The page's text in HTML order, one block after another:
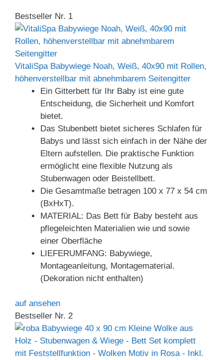
Bestseller Nr. 1
VitaliSpa Babywiege Noah, Weiß, 40x90 mit Rollen,
höhenverstellbar mit abnehmbarem Seitengitter
Ein Gitterbett für Ihr Baby ist eine gute
Entscheidung, die Sicherheit und Komfort
bietet.
Das Stubenbett bietet sicheres Schlafen für
Babys und lässt sich einfach in der Nähe der
Eltern aufstellen. Die praktische Funktion
ermöglicht eine flexible Nutzung als
Stubenwagen oder Beistellbett.
Die Gesamtmaße betragen 100 x 77 x 54 cm
(BxHxT).
MATERIAL: Das Bett für Baby besteht aus
pflegeleichten Materialien wie und sowie
einer Oberfläche
LIEFERUMFANG: Babywiege,
Montageanleitung, Montagematerial.
(Dekoration nicht enthalten)
auf ansehen
Bestseller Nr. 2